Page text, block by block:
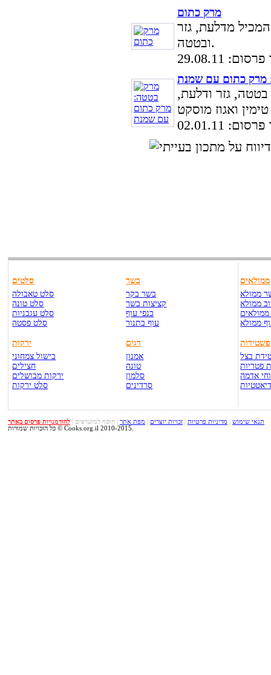
מרק כתום
מדלעת, גזר
ובטטה.
29.08.11
מרק כתום עם שמנת
גזר ודלעת,
02.01.11
סלטים
סלט טאבולה
סלט טונה
סלט עגבניות
סלט פסטה
ירקות
בישול צמחוני
חצילים
ירקות מבושלים
סלט ירקות
בשר
בשר בקר
קציצות בשר
כנפי עוף
עוף בתנור
דגים
אמנון
טונה
סלמון
סרדינים
ממולאים
ממולא
ממולא
ממולא
פשטידות
בצל
פטריות
אדמה
תנאי שימוש מדיניות פרטיות זכויות יוצרים מפת אתר הוסף למועדפים
להזדמנויות פרסום באתר
כל הזכויות שמורות © Cooks.org.il 2010-2015.